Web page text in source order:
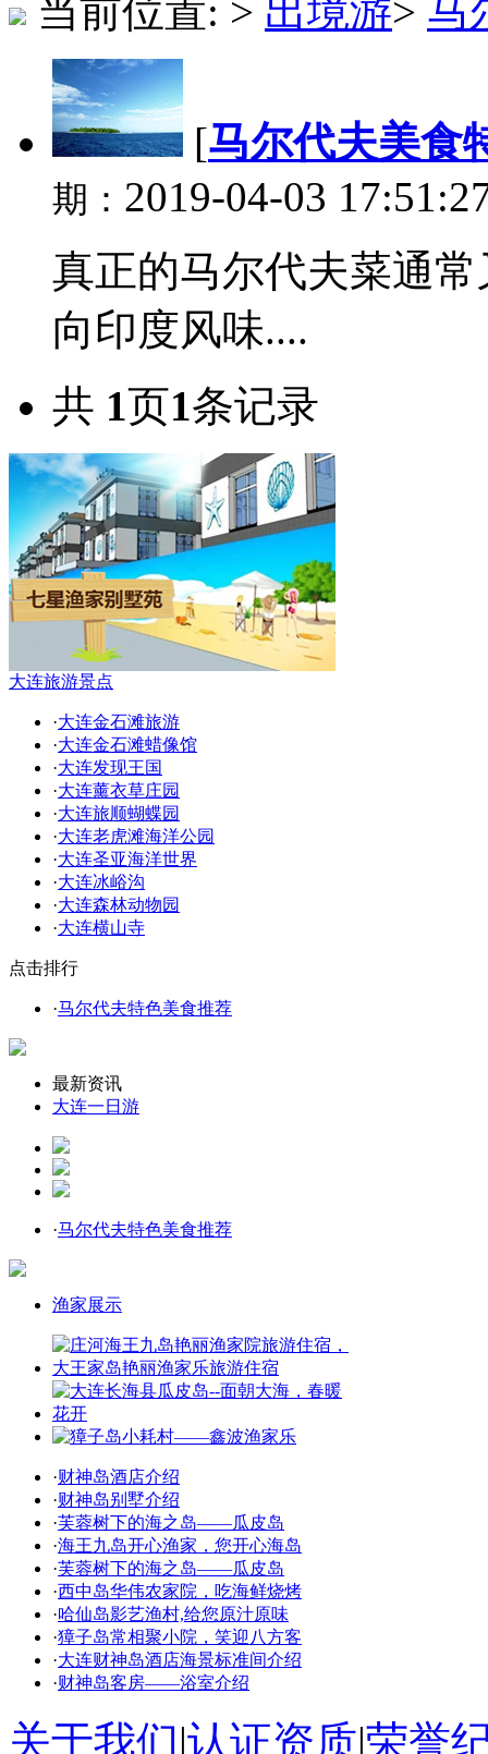
当前位置: > 出境游> 马
[马尔代夫美食
期： 2019-04-03
真正的马尔代夫菜通
向印度风味....
共 1页1条记录
大连旅游景点
·大连金石滩旅游
·大连金石滩蜡像馆
·大连发现王国
·大连薰衣草庄园
·大连旅顺蝴蝶园
·大连老虎滩海洋公园
·大连圣亚海洋世界
·大连冰峪沟
·大连森林动物园
·大连横山寺
点击排行
·马尔代夫特色美食推荐
最新资讯
大连一日游
·马尔代夫特色美食推荐
渔家展示
·财神岛酒店介绍
·财神岛别墅介绍
·芙蓉树下的海之岛——瓜皮岛
·海王九岛开心渔家，您开心海岛
·芙蓉树下的海之岛——瓜皮岛
·西中岛华伟农家院，吃海鲜烧烤
·哈仙岛影艺渔村,给您原汁原味
·獐子岛常相聚小院，笑迎八方客
·大连财神岛酒店海景标准间介绍
·财神岛客房——浴室介绍
关于我们|认证资质|荣誉